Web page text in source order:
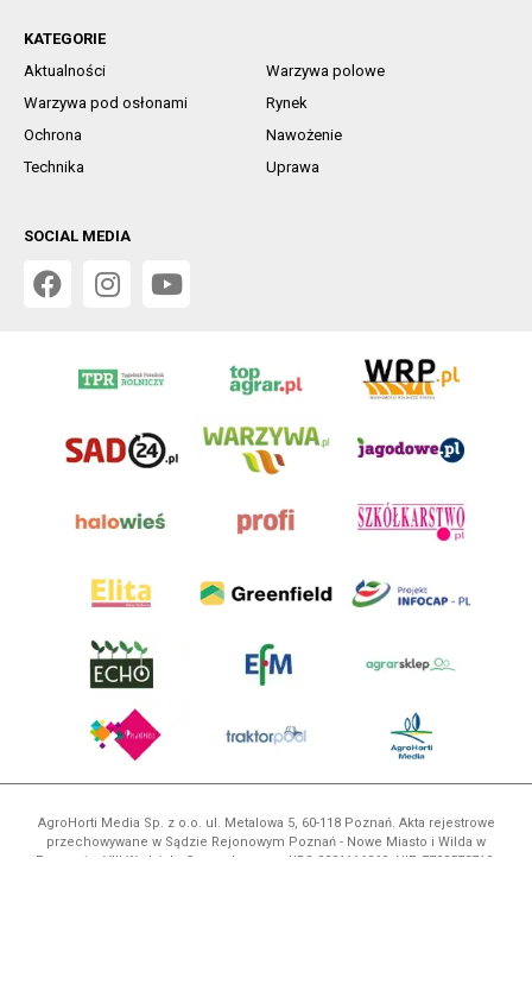
KATEGORIE
Aktualności
Warzywa polowe
Warzywa pod osłonami
Rynek
Ochrona
Nawożenie
Technika
Uprawa
SOCIAL MEDIA
AgroHorti Media Sp. z o.o. ul. Metalowa 5, 60-118 Poznań. Akta rejestrowe
przechowywane w Sądzie Rejonowym Poznań - Nowe Miasto i Wilda w
Poznaniu, VIII Wydziale Gospodarczym, KRS 0001116269, NIP 7792573719,